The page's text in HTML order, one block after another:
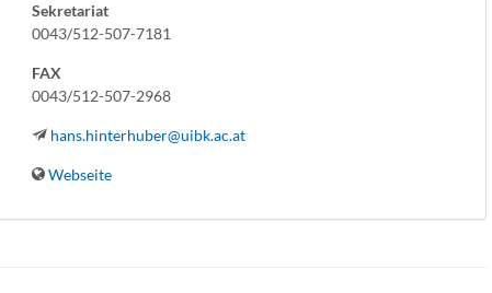
Sekretariat
0043/512-507-7181
FAX
0043/512-507-2968
hans.hinterhuber@uibk.ac.at
Webseite